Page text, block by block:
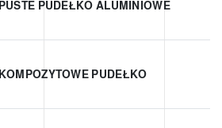
PUSTE PUDEŁKO ALUMINIOWE
KOMPOZYTOWE PUDEŁKO